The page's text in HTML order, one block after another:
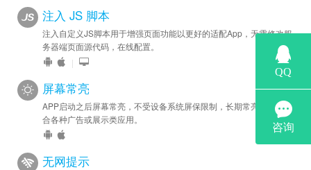
注入 JS 脚本
注入自定义JS脚本用于增强页面功能以更好的适配App，无需修改服
务器端页面源代码，在线配置。
|
屏幕常亮
APP启动之后屏幕常亮，不受设备系统屏保限制，长期常亮状态，适
合各种广告或展示类应用。
无网提示